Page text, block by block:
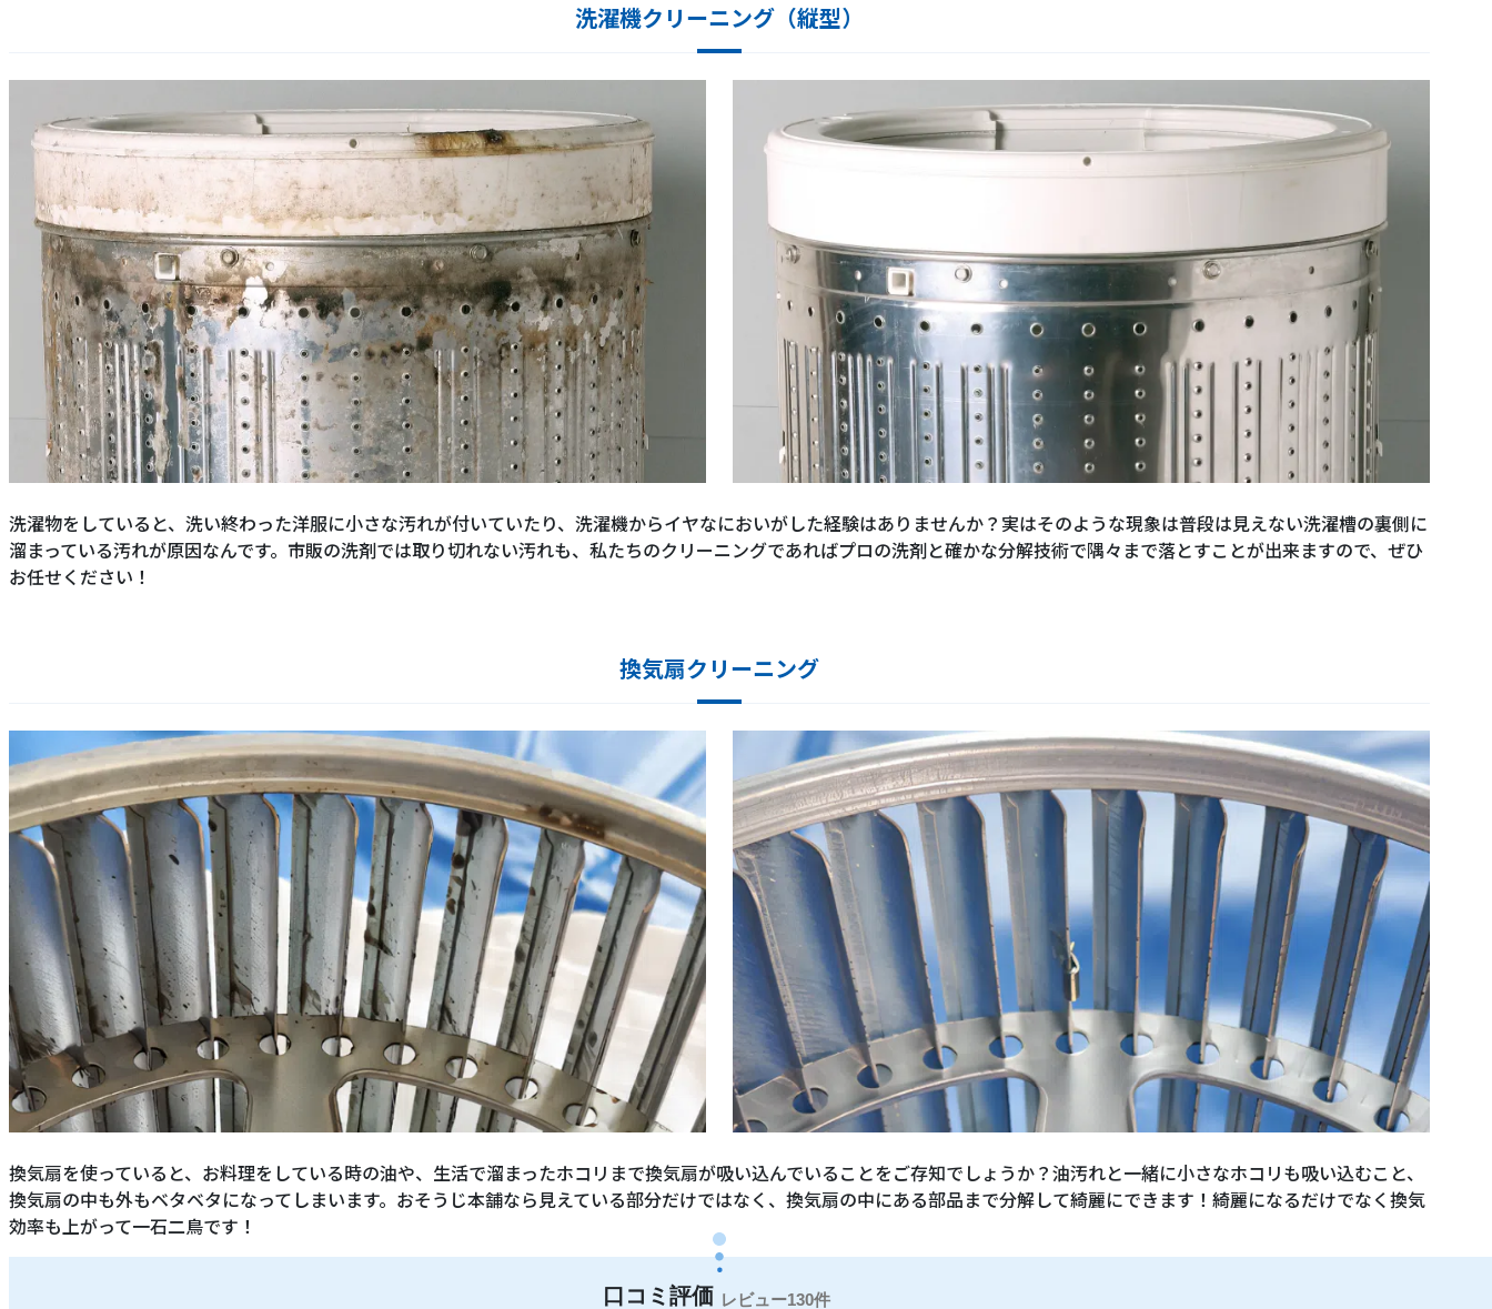
洗濯機クリーニング（縦型）
洗濯物をしていると、洗い終わった洋服に小さな汚れが付いていたり、洗濯機からイヤなにおいがした経験はありませんか？実はそのような現象は普段は見えない洗濯槽の裏側に
溜まっている汚れが原因なんです。市販の洗剤では取り切れない汚れも、私たちのクリーニングであればプロの洗剤と確かな分解技術で隅々まで落とすことが出来ますので、ぜひ
お任せください！
換気扇クリーニング
換気扇を使っていると、お料理をしている時の油や、生活で溜まったホコリまで換気扇が吸い込んでいることをご存知でしょうか？油汚れと一緒に小さなホコリも吸い込むこと、
換気扇の中も外もベタベタになってしまいます。おそうじ本舗なら見えている部分だけではなく、換気扇の中にある部品まで分解して綺麗にできます！綺麗になるだけでなく換気
効率も上がって一石二鳥です！
130件